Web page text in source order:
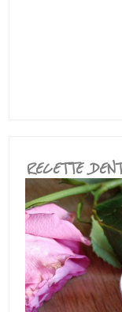
RECETTE